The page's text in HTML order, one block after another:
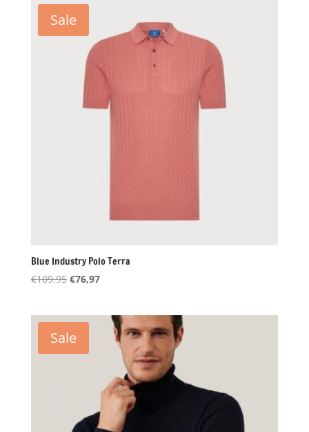
€99,95.
Sale
Blue Industry Polo Terra
€109,95 Oorspronkelijke
€109,95.
€76,97Huidige
€76,97.
Sale